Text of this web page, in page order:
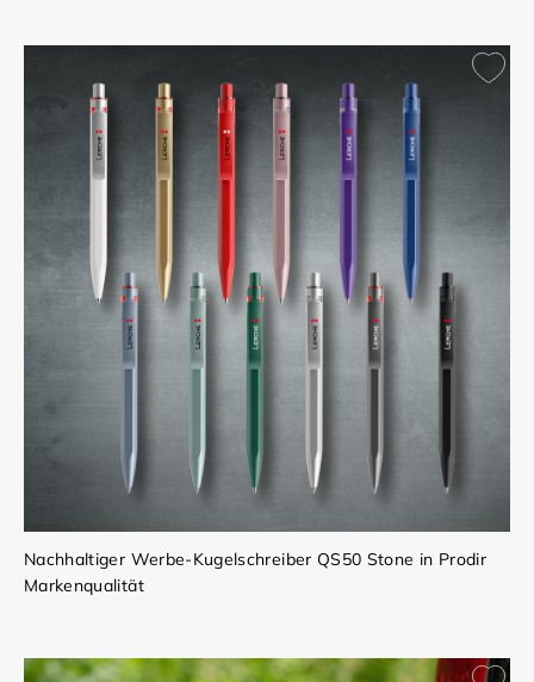
Nachhaltiger Werbe-Kugelschreiber QS50 Stone in Prodir
Markenqualität